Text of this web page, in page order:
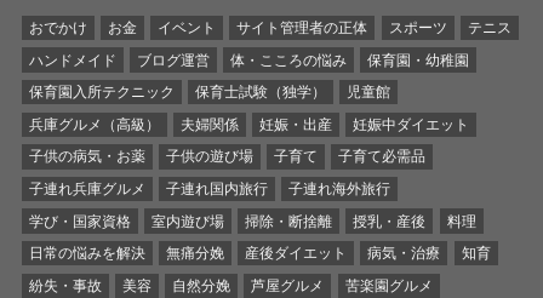
おでかけ お金 イベント サイト管理者の正体 スポーツ
テニス
ハンドメイド
ブログ運営 体・こころの悩み
保育園・幼稚園
保育園入所テクニック
保育士試験（独学）
児童館
兵庫グルメ（高級）
夫婦関係 妊娠・出産
妊娠中ダイエット
子供の病気・お薬
子供の遊び場 子育て
子育て必需品
子連れ兵庫グルメ
子連れ国内旅行
子連れ海外旅行
学び・国家資格
室内遊び場 掃除・断捨離 授乳・産後
料理
日常の悩みを解決
無痛分娩 産後ダイエット 病気・治療
知育
紛失・事故
美容 自然分娩 芦屋グルメ 苦楽園グルメ